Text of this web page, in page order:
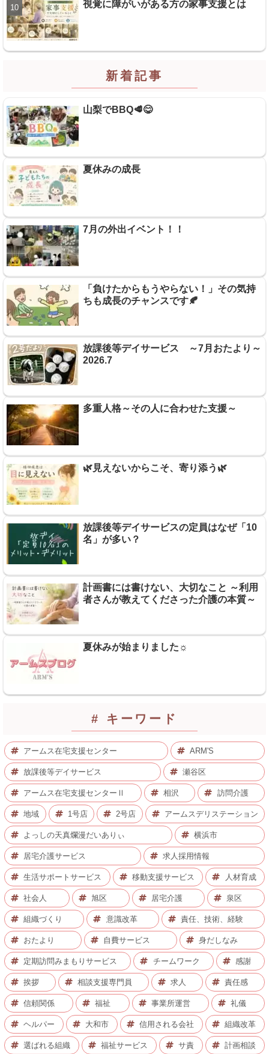
視覚に障がいがある方の家事支援とは
新着記事
山梨でBBQ🥩😋
夏休みの成長
7月の外出イベント！！
「負けたからもうやらない！」その気持
ちも成長のチャンスです🍂
放課後等デイサービス ～7月おたより～
2026.7
多重人格～その人に合わせた支援～
🌿見えないからこそ、寄り添う🌿
放課後等デイサービスの定員はなぜ「10
名」が多い？
計画書には書けない、大切なこと ～利用
者さんが教えてくださった介護の本質～
夏休みが始まりました☼
# キーワード
アームス在宅支援センター ARM'S
放課後等デイサービス 瀬谷区
アームス在宅支援センターⅡ 相沢 訪問介護
地域 1号店 2号店 アームスデリステーション
よっしの天真爛漫だいありぃ 横浜市
居宅介護サービス 求人採用情報
生活サポートサービス 移動支援サービス 人材育成
社会人 旭区 居宅介護 泉区
組織づくり 意識改革 責任、技術、経験
おたより 自費サービス 身だしなみ
定期訪問みまもりサービス チームワーク 感謝
挨拶 相談支援専門員 求人 責任感
信頼関係 福祉 事業所運営 礼儀
ヘルパー 大和市 信用される会社 組織改革
選ばれる組織 福祉サービス サ責 計画相談